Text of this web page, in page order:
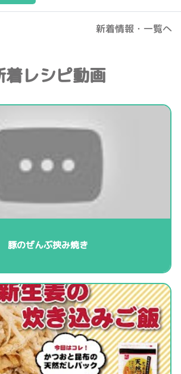
新着情報・一覧へ
着レシピ動画
豚のぜんぶ挟み焼き